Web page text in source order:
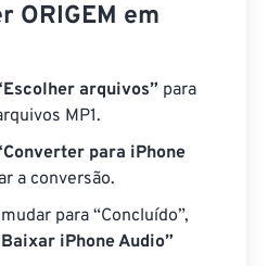
ORIGEM em
arquivos” para
MP1.
para iPhone
a conversão.
para “Concluído”,
iPhone Audio”